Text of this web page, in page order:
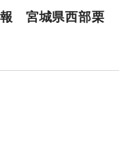
報 宮城県西部栗